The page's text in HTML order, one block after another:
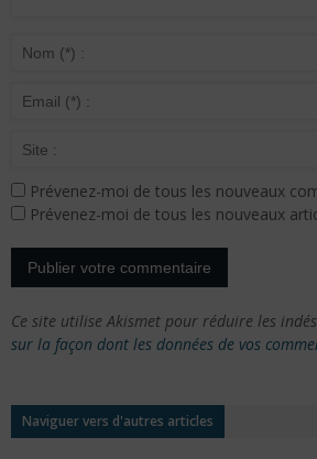
Prévenez-moi de tous les nouveaux
Prévenez-moi de tous les nouveaux
Ce site utilise Akismet pour réduire les
sur la façon dont les données de vos
Naviguer vers d'autres articles